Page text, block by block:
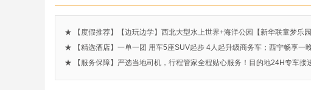
★ 【度假推荐】【边玩边学】西北大型水上世界+海洋公园【新华联童梦乐
★ 【精选酒店】一单一团 用车5座SUV起步 4人起升级商务车；西宁畅享一
★ 【服务保障】严选当地司机，行程管家全程贴心服务！目的地24H专车接